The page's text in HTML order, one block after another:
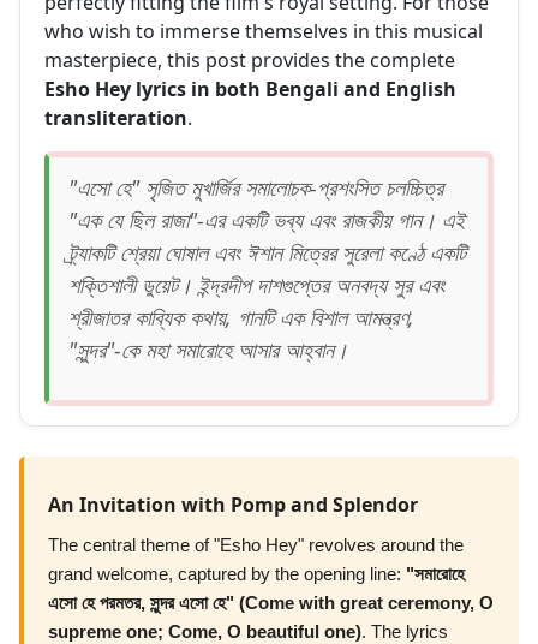
who wish to immerse themselves in this musical
masterpiece, this post provides the complete
Esho Hey lyrics in both Bengali and English
transliteration.
"এসো হে" সৃজিত মুখার্জির সমালোচক-প্রশংসিত চলচ্চিত্র
"এক যে ছিল রাজা"-এর একটি ভব্য এবং রাজকীয় গান। এই
ট্র্যাকটি শ্রেয়া ঘোষাল এবং ঈশান মিত্রের সুরেলা কণ্ঠে একটি
শক্তিশালী ডুয়েট। ইন্দ্রদীপ দাশগুপ্তের অনবদ্য সুর এবং
শ্রীজাতর কাব্যিক কথায়, গানটি এক বিশাল আমন্ত্রণ,
"সুন্দর"-কে মহা সমারোহে আসার আহ্বান।
An Invitation with Pomp and Splendor
The central theme of "Esho Hey" revolves around the
grand welcome, captured by the opening line: "সমারোহে
এসো হে পরমতর, সুন্দর এসো হে" (Come with great ceremony, O
supreme one; Come, O beautiful one). The lyrics